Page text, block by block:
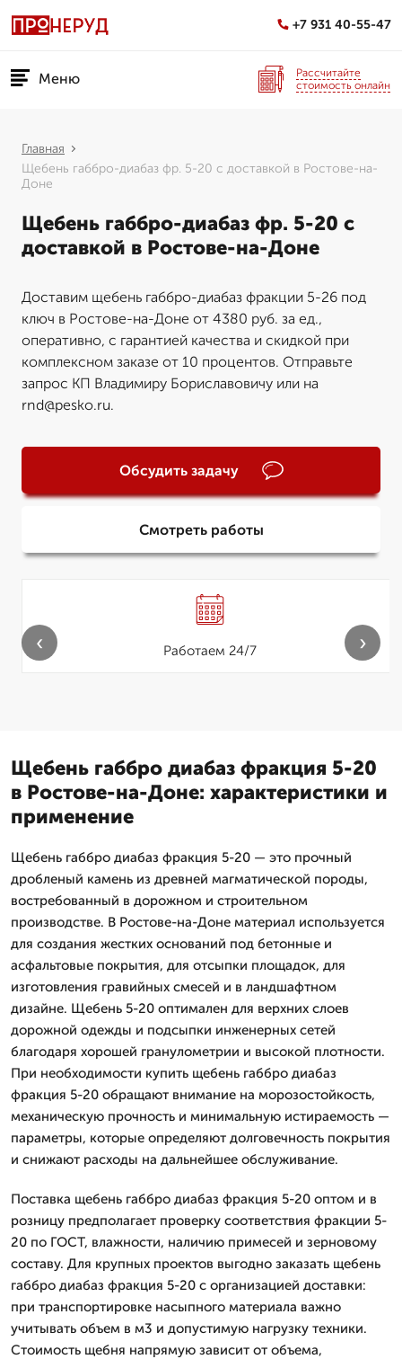
+7 931 40-55-47
Меню
Рассчитайте
стоимость онлайн
Главная
Щебень габбро-диабаз фр. 5-20 с доставкой в Ростове-на-
Доне
Щебень габбро-диабаз фр. 5-20 с
доставкой в Ростове-на-Доне
Доставим щебень габбро-диабаз фракции 5-26 под
ключ в Ростове-на-Доне от 4380 руб. за ед.,
оперативно, с гарантией качества и скидкой при
комплексном заказе от 10 процентов. Отправьте
запрос КП Владимиру Бориславовичу или на
rnd@pesko.ru.
Обсудить задачу
Смотреть работы
Работаем 24/7
‹ ›
Щебень габбро диабаз фракция 5-20
в Ростове-на-Доне: характеристики и
применение
Щебень габбро диабаз фракция 5-20 — это прочный
дробленый камень из древней магматической породы,
востребованный в дорожном и строительном
производстве. В Ростове-на-Доне материал используется
для создания жестких оснований под бетонные и
асфальтовые покрытия, для отсыпки площадок, для
изготовления гравийных смесей и в ландшафтном
дизайне. Щебень 5-20 оптимален для верхних слоев
дорожной одежды и подсыпки инженерных сетей
благодаря хорошей гранулометрии и высокой плотности.
При необходимости купить щебень габбро диабаз
фракция 5-20 обращают внимание на морозостойкость,
механическую прочность и минимальную истираемость —
параметры, которые определяют долговечность покрытия
и снижают расходы на дальнейшее обслуживание.
Поставка щебень габбро диабаз фракция 5-20 оптом и в
розницу предполагает проверку соответствия фракции 5-
20 по ГОСТ, влажности, наличию примесей и зерновому
составу. Для крупных проектов выгодно заказать щебень
габбро диабаз фракция 5-20 с организацией доставки:
при транспортировке насыпного материала важно
учитывать объем в м3 и допустимую нагрузку техники.
Стоимость щебня напрямую зависит от объема,